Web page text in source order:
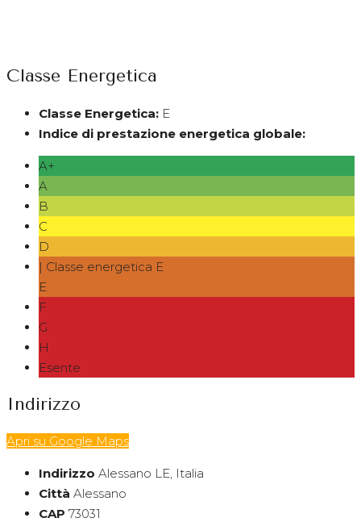
Classe Energetica
Classe Energetica: E
Indice di prestazione energetica globale:
A+
A
B
C
D
| Classe energetica E
E
F
G
H
Esente
Indirizzo
Apri su Google Maps
Indirizzo Alessano LE, Italia
Città Alessano
CAP 73031